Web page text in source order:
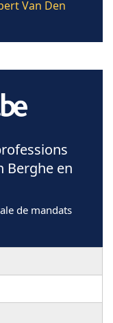
Van Den
Berghe en
de mandats